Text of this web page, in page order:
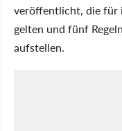
veröffentlicht, die für
gelten und fünf
aufstellen.